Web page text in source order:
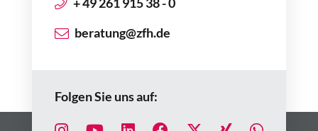
beratung@zfh.de
Folgen Sie uns auf: